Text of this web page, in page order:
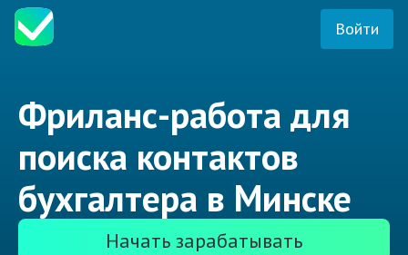
Войти
Фриланс-работа для
поиска контактов
бухгалтера в Минске
Начать зарабатывать